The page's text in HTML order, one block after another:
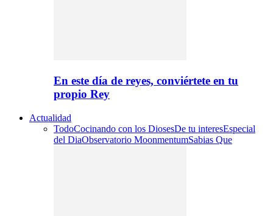
En este día de reyes, conviértete en tu
propio Rey
Actualidad
TodoCocinando con los DiosesDe tu interesEspecial
del DiaObservatorio MoonmentumSabias Que